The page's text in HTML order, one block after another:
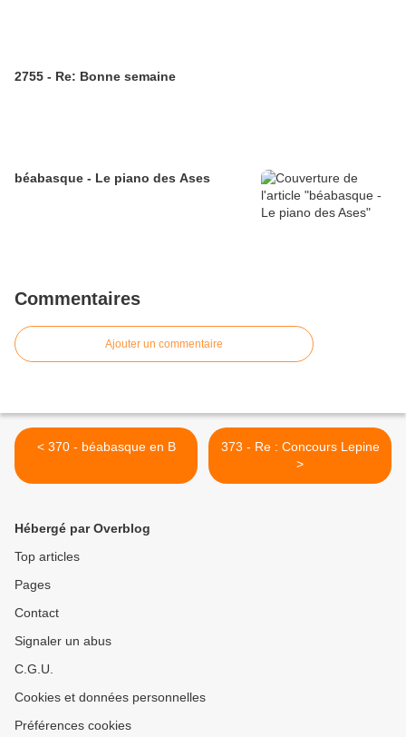
2755 - Re: Bonne semaine
béabasque - Le piano des Ases
Commentaires
Ajouter un commentaire
< 370 - béabasque en B
373 - Re : Concours Lepine
>
Hébergé par Overblog
Top articles
Pages
Contact
Signaler un abus
C.G.U.
Cookies et données personnelles
Préférences cookies